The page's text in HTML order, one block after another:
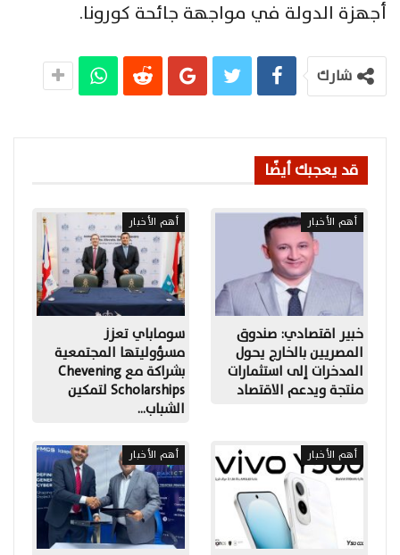
أجهزة الدولة في مواجهة جائحة كورونا.
شارك
قد يعجبك أيضًا
أهم الأخبار
خبير اقتصادي: صندوق
المصريين بالخارج يحول
المدخرات إلى استثمارات
منتجة ويدعم الاقتصاد
أهم الأخبار
سوماباي تعزز
مسؤوليتها المجتمعية
بشراكة مع Chevening
Scholarships لتمكين
الشباب…
أهم الأخبار أهم الأخبار